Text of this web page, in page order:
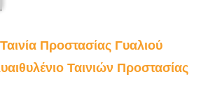
Προστασίας Γυαλιού
Ταινιών Προστασίας